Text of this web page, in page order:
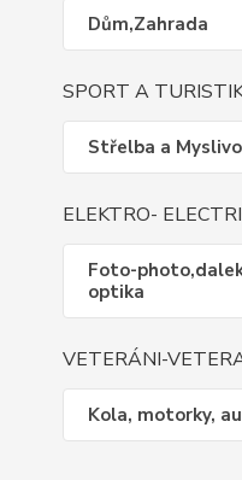
Dům,Zahrada
SPORT A
Střelba a
ELEKTRO-
Foto-
optika
VETERÁNI-
Kola, motorky,